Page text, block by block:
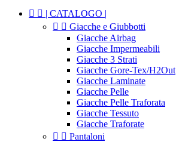
  | CATALOGO |
  Giacche e Giubbotti
Giacche Airbag
Giacche Impermeabili
Giacche 3 Strati
Giacche Gore-Tex/H2Out
Giacche Laminate
Giacche Pelle
Giacche Pelle Traforata
Giacche Tessuto
Giacche Traforate
  Pantaloni